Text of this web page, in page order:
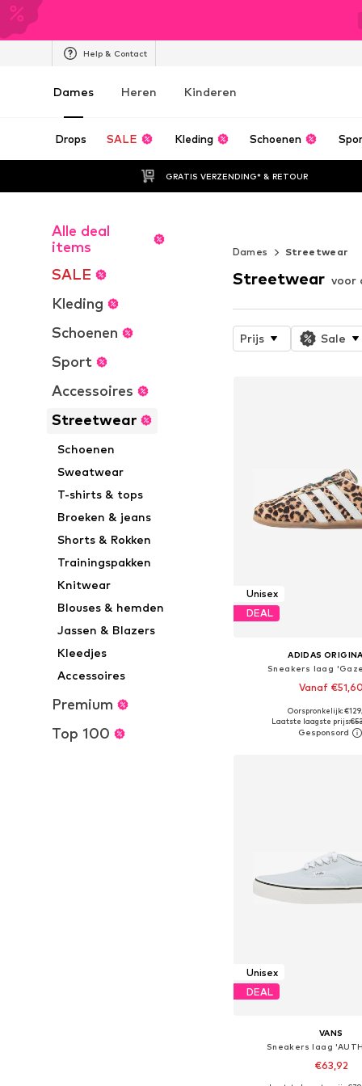
Help & Contact
Dames Heren Kinderen
Drops SALE Kleding Schoenen
GRATIS VERZENDING* & RETOUR
Alle deal
items
SALE
Kleding
Schoenen
Sport
Accessoires
Streetwear
Schoenen
Sweatwear
T-shirts & tops
Broeken & jeans
Shorts & Rokken
Trainingspakken
Knitwear
Blouses & hemden
Jassen & Blazers
Kleedjes
Accessoires
Premium
Top 100
Dames
Streetwear
Streetwear voor
Prijs Sale
Unisex
DEAL
ADIDAS
Sneakers laag
Vanaf €51,60
Beschikbaar in vele
In
Oorspronkelijk:
Laatste laagste prijs:
Unisex
DEAL
VANS
Sneakers laag
€63,92